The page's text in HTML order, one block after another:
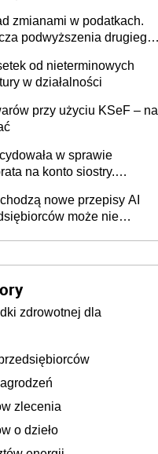
zmianami w podatkach.
podwyższenia drugiego
od nieterminowych
w działalności
przy użyciu KSeF – na
w sprawie
na konto siostry.
jednak nie będzie
nowe przepisy AI
może nie
zdrowotnej dla
zlecenia
o dzieło